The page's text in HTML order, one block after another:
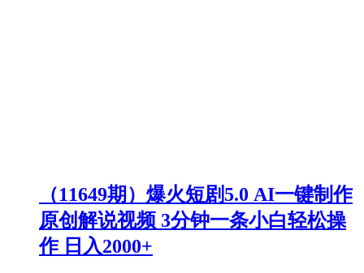
（11649期）爆火短剧5.0 AI一键制作
原创解说视频 3分钟一条小白轻松操
作 日入2000+